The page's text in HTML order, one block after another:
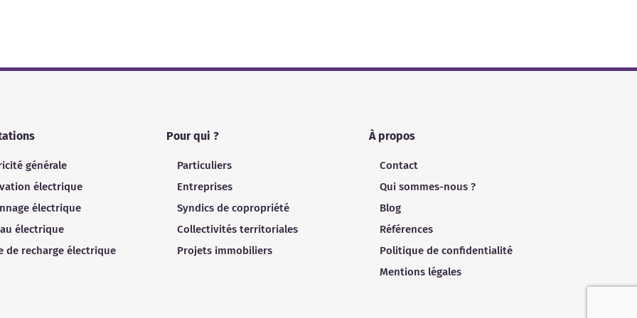
générale
électrique
électrique
électrique
de recharge électrique
Pour qui ?
Particuliers
Entreprises
Syndics de copropriété
Collectivités territoriales
Projets immobiliers
À propos
Contact
Qui sommes-nous ?
Blog
Références
Politique de confidentialité
Mentions légales